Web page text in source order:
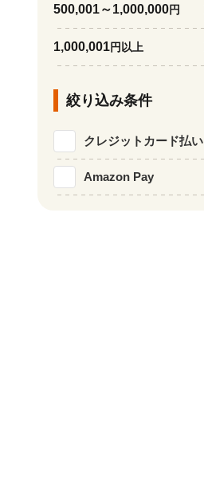
500,001～1,000,000円
1,000,001円以上
絞り込み条件
クレジットカード払い
Amazon Pay